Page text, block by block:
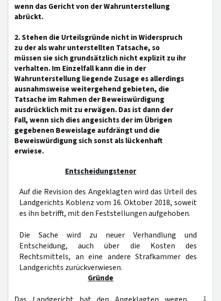
wenn das Gericht von der Wahrunterstellung
abrückt.
2. Stehen die Urteilsgründe nicht in Widerspruch
zu der als wahr unterstellten Tatsache, so
müssen sie sich grundsätzlich nicht explizit zu ihr
verhalten. Im Einzelfall kann die in der
Wahrunterstellung liegende Zusage es allerdings
ausnahmsweise weitergehend gebieten, die
Tatsache im Rahmen der Beweiswürdigung
ausdrücklich mit zu erwägen. Das ist dann der
Fall, wenn sich dies angesichts der im Übrigen
gegebenen Beweislage aufdrängt und die
Beweiswürdigung sich sonst als lückenhaft
erwiese.
Entscheidungstenor
Auf die Revision des Angeklagten wird das Urteil des
Landgerichts Koblenz vom 16. Oktober 2018, soweit
es ihn betrifft, mit den Feststellungen aufgehoben.
Die Sache wird zu neuer Verhandlung und
Entscheidung, auch über die Kosten des
Rechtsmittels, an eine andere Strafkammer des
Landgerichts zurückverwiesen.
Gründe
1